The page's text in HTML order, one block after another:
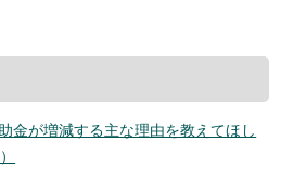
金が増減する主な理由を教えてほし